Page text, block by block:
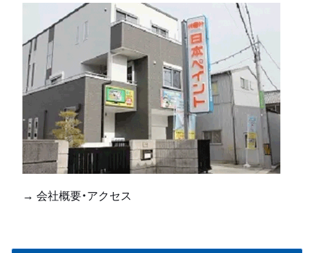
→ 会社概要・アクセス